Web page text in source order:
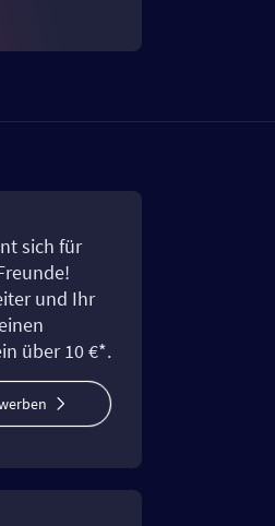
sich für
und Ihr
über 10 €*.